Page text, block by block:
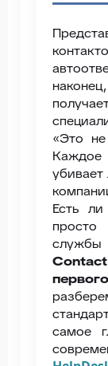
«Это
Каждое
убивает
Есть
просто
службы
Contact
самое